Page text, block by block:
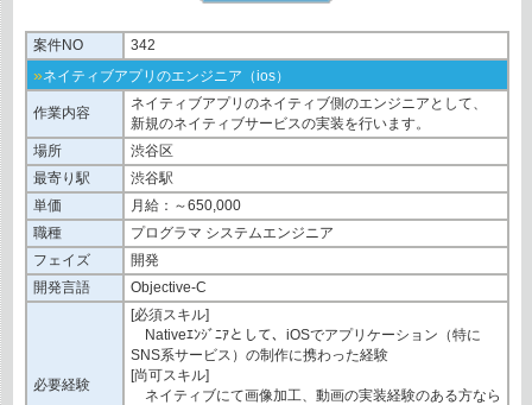
案件NO 342
»ネイティブアプリのエンジニア（ios）
作業内容
ネイティブアプリのネイティブ側のエンジニアとして、
新規のネイティブサービスの実装を⾏います。
場所
渋谷区
最寄り駅
渋谷駅
単価
月給：～650,000
職種
プログラマ システムエンジニア
フェイズ
開発
開発言語
Objective-C
必要経験
[必須スキル]
Nativeｴﾝｼﾞﾆｱとして、iOSでアプリケーション（特に
SNS系サービス）の制作に携わった経験
[尚可スキル]
ネイティブにて画像加⼯、動画の実装経験のある⽅なら